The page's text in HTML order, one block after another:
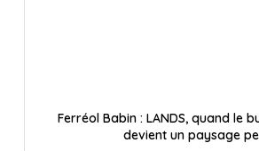
Ferréol Babin : LANDS, quand le
devient un paysage